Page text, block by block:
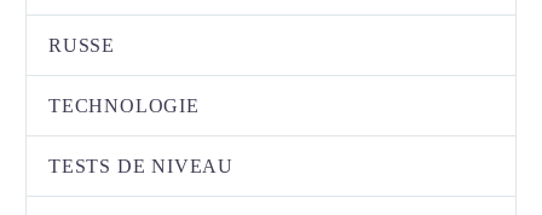
RUSSE
TECHNOLOGIE
TESTS DE NIVEAU